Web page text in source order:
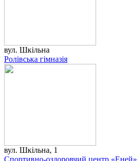
вул. Шкільна
Ролівська гімназія
вул. Шкільна, 1
Спортивно-оздоровчий центр «Еней»